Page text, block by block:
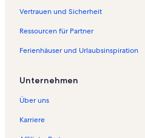
Vertrauen und Sicherheit
Ressourcen für Partner
Ferienhäuser und Urlaubsinspiration
Unternehmen
Über uns
Karriere